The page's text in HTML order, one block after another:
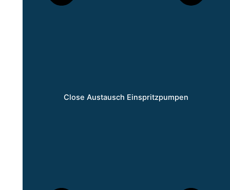
Close Austausch Einspritzpumpen